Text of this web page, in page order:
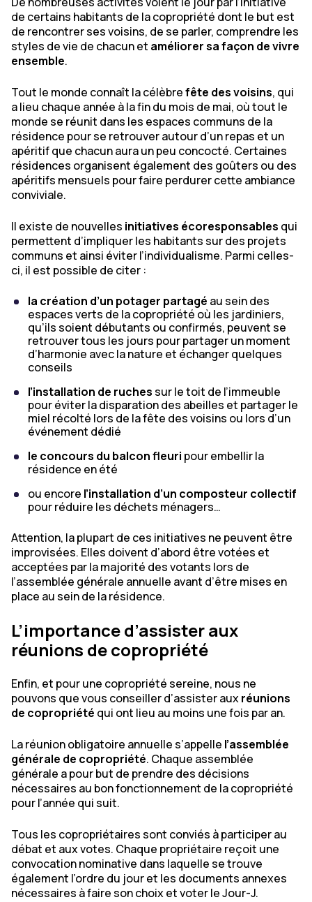
de certains habitants de la copropriété dont le but est
de rencontrer ses voisins, de se parler, comprendre les
styles de vie de chacun et améliorer sa façon de vivre
ensemble.
Tout le monde connaît la célèbrefête des voisins, qui
a lieu chaque année à la fin du mois de mai, où tout le
monde se réunit dans les espaces communs de la
résidence pour se retrouver autour d’un repas et un
apéritif que chacun aura un peu concocté. Certaines
résidences organisent également des goûters ou des
apéritifs mensuels pour faire perdurer cette ambiance
conviviale.
Il existe de nouvelles initiatives écoresponsables qui
permettent d’impliquer les habitants sur des projets
communs et ainsi éviter l’individualisme. Parmi celles-
ci, il est possible de citer :
la création d’un potager partagé au sein des
espaces verts de la copropriété où les jardiniers,
qu’ils soient débutants ou confirmés, peuvent se
retrouver tous les jours pour partager un moment
d’harmonie avec la nature et échanger quelques
conseils
l’installation de ruchessur le toit de l’immeuble
pour éviter la disparation des abeilles et partager le
miel récolté lors de la fête des voisins ou lors d’un
événement dédié
le concours du balcon fleuri pour embellir la
résidence en été
ou encore l’installation d’un composteur collectif
pour réduire les déchets ménagers…
Attention, la plupart de ces initiatives ne peuvent être
improvisées. Elles doivent d’abord être votées et
acceptées par la majorité des votants lors de
l’assemblée générale annuelle avant d’être mises en
place au sein de la résidence.
L’importance d’assister aux
réunions de copropriété
Enfin, et pour une copropriété sereine, nous ne
pouvons que vous conseiller d’assister auxréunions
de copropriété qui ont lieu au moins une fois par an.
La réunion obligatoire annuelle s’appelle l’assemblée
générale de copropriété. Chaque assemblée
générale a pour but de prendre des décisions
nécessaires au bon fonctionnement de la copropriété
pour l’année qui suit.
Tous les copropriétaires sont conviés à participer au
débat et aux votes. Chaque propriétaire reçoit une
convocation nominative dans laquelle se trouve
également l’ordre du jour et les documents annexes
nécessaires à faire son choix et voter le Jour-J.